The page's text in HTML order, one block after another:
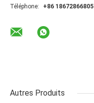
Téléphone:
+86 18672866805
Autres Produits